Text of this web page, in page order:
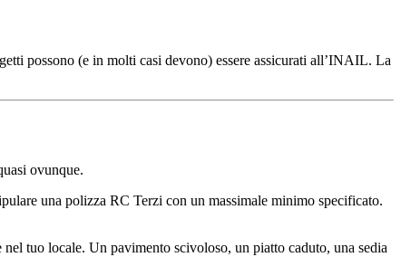
possono (e in molti casi devono) essere assicurati all’INAIL. La
ovunque.
una polizza RC Terzi con un massimale minimo specificato.
tuo locale. Un pavimento scivoloso, un piatto caduto, una sedia